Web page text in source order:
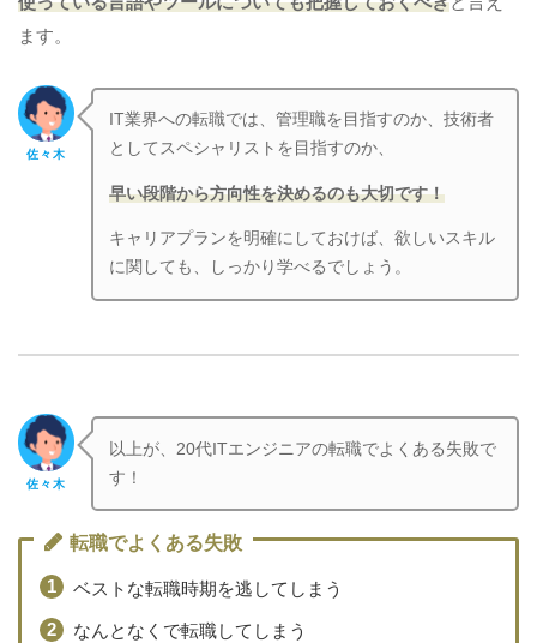
ます。
佐々木
IT業界への転職では、管理職を目指すのか、技術者
としてスペシャリストを目指すのか、
早い段階から方向性を決めるのも大切です！
キャリアプランを明確にしておけば、欲しいスキル
に関しても、しっかり学べるでしょう。
佐々木
以上が、20代ITエンジニアの転職でよくある失敗で
す！
転職でよくある失敗
ベストな転職時期を逃してしまう
なんとなくで転職してしまう